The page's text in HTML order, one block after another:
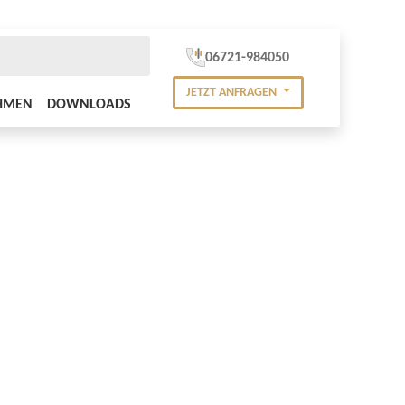
DOWNLOADS
06721-984050
JETZT ANFRAGEN